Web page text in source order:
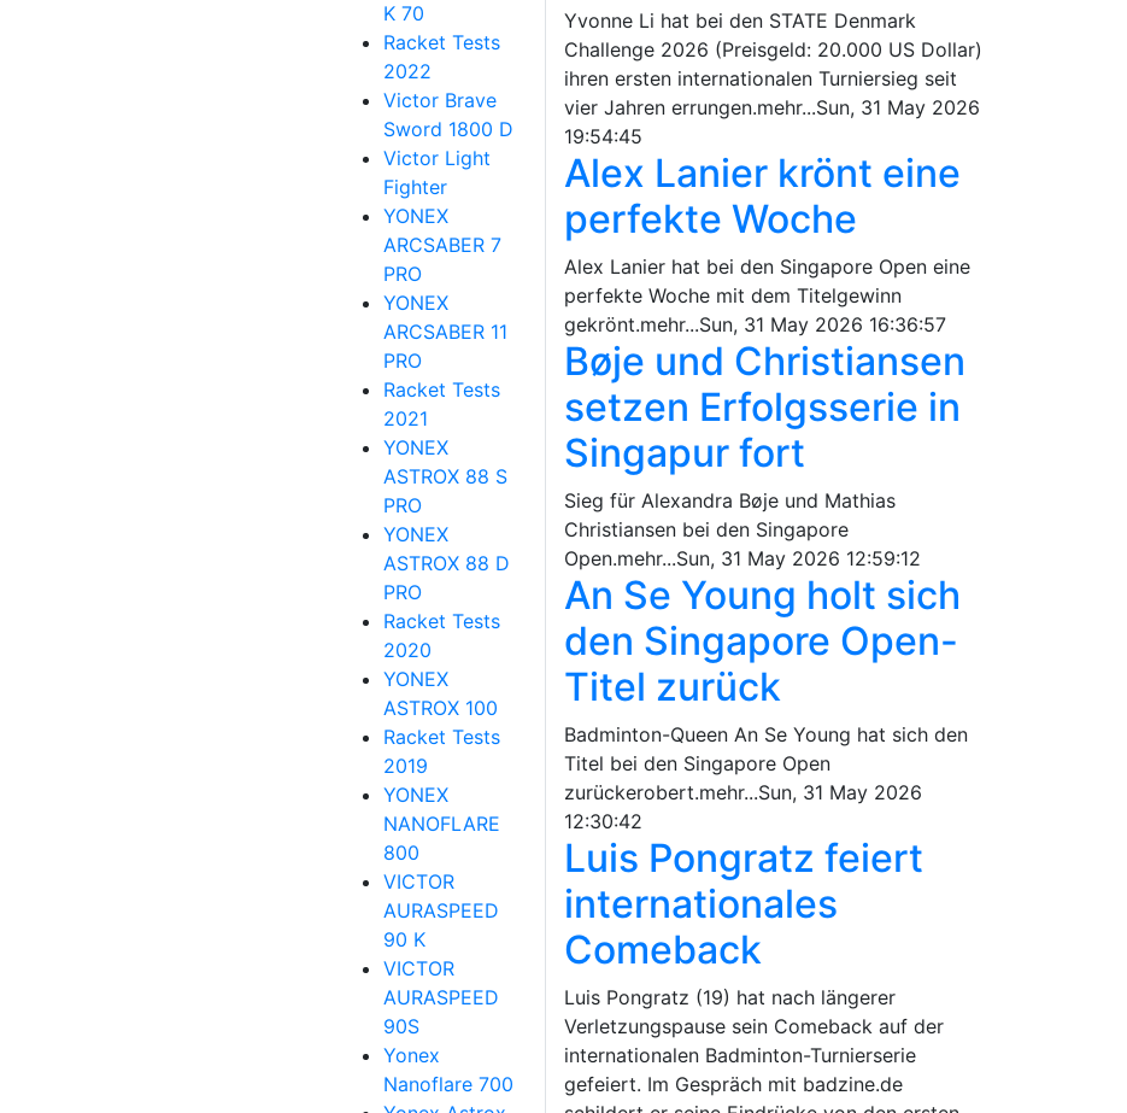
K 70
Racket Tests
2022
Victor Brave
Sword 1800 D
Victor Light
Fighter
YONEX
ARCSABER 7
PRO
YONEX
ARCSABER 11
PRO
Racket Tests
2021
YONEX
ASTROX 88 S
PRO
YONEX
ASTROX 88 D
PRO
Racket Tests
2020
YONEX
ASTROX 100
Racket Tests
2019
YONEX
NANOFLARE
800
VICTOR
AURASPEED
90 K
VICTOR
AURASPEED
90S
Yonex
Nanoflare 700
Yvonne Li hat bei den STATE Denmark
Challenge 2026 (Preisgeld: 20.000 US Dollar)
ihren ersten internationalen Turniersieg seit
vier Jahren errungen.mehr...Sun, 31 May 2026
19:54:45
Alex Lanier krönt eine
perfekte Woche
Alex Lanier hat bei den Singapore Open eine
perfekte Woche mit dem Titelgewinn
gekrönt.mehr...Sun, 31 May 2026 16:36:57
Bøje und Christiansen
setzen Erfolgsserie in
Singapur fort
Sieg für Alexandra Bøje und Mathias
Christiansen bei den Singapore
Open.mehr...Sun, 31 May 2026 12:59:12
An Se Young holt sich
den Singapore Open-
Titel zurück
Badminton-Queen An Se Young hat sich den
Titel bei den Singapore Open
zurückerobert.mehr...Sun, 31 May 2026
12:30:42
Luis Pongratz feiert
internationales
Comeback
Luis Pongratz (19) hat nach längerer
Verletzungspause sein Comeback auf der
internationalen Badminton-Turnierserie
gefeiert. Im Gespräch mit badzine.de